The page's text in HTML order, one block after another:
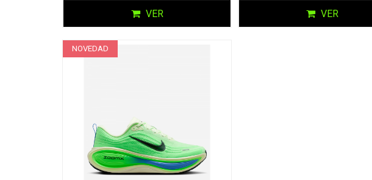
VER VER
NOVEDAD